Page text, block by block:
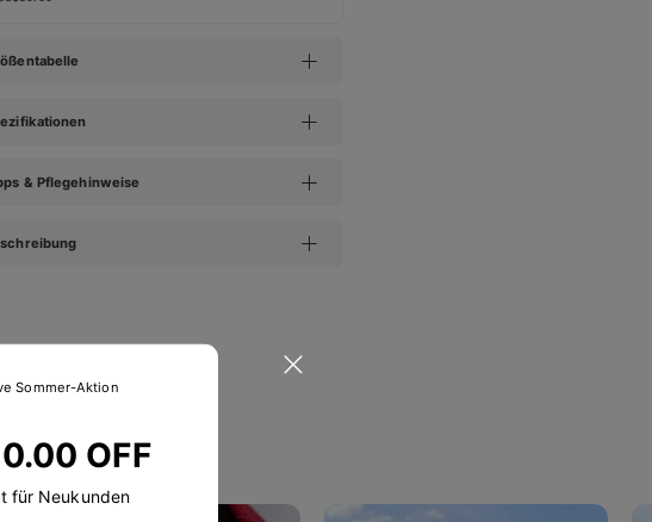
& Pflegehinweise
Sommer-Aktion
OFF
für Neukunden